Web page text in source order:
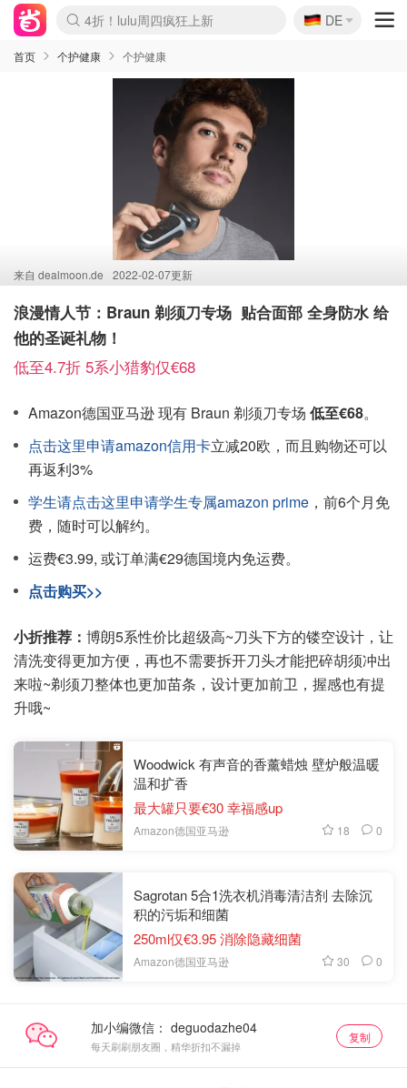
Boticinal 夏促开抢！
4折！lulu周四疯狂上新
还没结束！&OtherStories大促
Joybuy变相75折 随时失效
速领！Stanley独家85折
疑似霸哥！Camper额外叠85折
Zalando 奥莱闪促！每日更新
Moncler反季囤！5折起+叠9折
Coach Brooklyn仅€192
🇩🇪
DE
首页 个护健康 个护健康
来自 dealmoon.de 2022-02-07更新
浪漫情人节：Braun 剃须刀专场 贴合面部 全身防水 给
他的圣诞礼物！
低至4.7折 5系小猎豹仅€68
Amazon德国亚马逊 现有 Braun 剃须刀专场 低至€68。
点击这里申请amazon信用卡立减20欧，而且购物还可以
再返利3%
学生请点击这里申请学生专属amazon prime ，前6个月免
费，随时可以解约。
运费€3.99, 或订单满€29德国境内免运费。
点击购买>>
小折推荐： 博朗5系性价比超级高~刀头下方的镂空设计，让
清洗变得更加方便，再也不需要拆开刀头才能把碎胡须冲出
来啦~剃须刀整体也更加苗条，设计更加前卫，握感也有提
升哦~
Woodwick 有声音的香薰蜡烛 壁炉般温暖
温和扩香
最大罐只要€30 幸福感up
Amazon德国亚马逊 18 0
Sagrotan 5合1洗衣机消毒清洁剂 去除沉
积的污垢和细菌
250ml仅€3.95 消除隐藏细菌
Amazon德国亚马逊 30 0
加小编微信：
每天刷刷朋友圈，精华折扣不漏掉
复制